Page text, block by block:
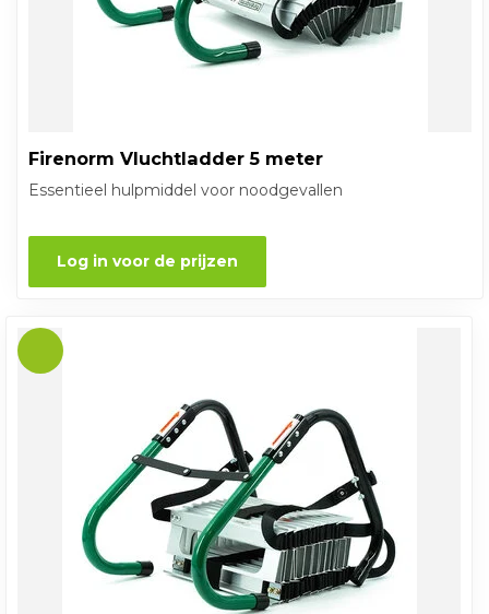
Firenorm Vluchtladder 5 meter
Essentieel hulpmiddel voor noodgevallen
Log in voor de prijzen